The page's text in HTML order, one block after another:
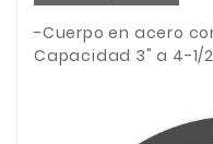
-Cuerpo en acero
Capacidad 3" a 4-1/